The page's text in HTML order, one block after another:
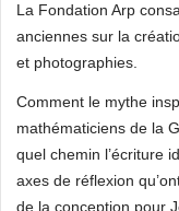
La Fondation Arp
anciennes sur la
et photographies.
Comment le mythe
mathématiciens de la
quel chemin l’écriture
axes de réflexion
de la conception pour